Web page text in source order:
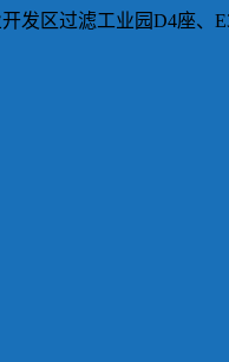
发区过滤工业园D4座、